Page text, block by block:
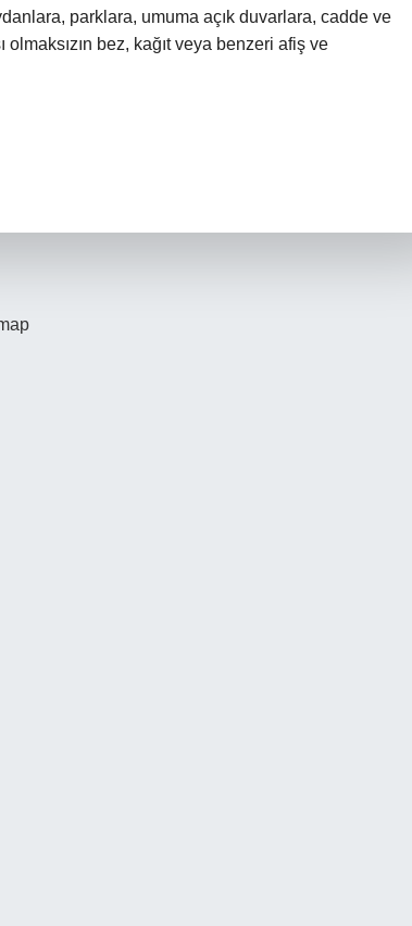
parklara, umuma açık duvarlara, cadde ve
bez, kağıt veya benzeri afiş ve